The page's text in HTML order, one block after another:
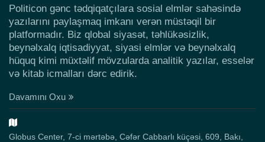
Politicon gənc tədqiqatçılara sosial elmlər sahəsində
yazılarını paylaşmaq imkanı verən müstəqil bir
platformadır. Biz qlobal siyasət, təhlükəsizlik,
beynəlxalq iqtisadiyyat, siyasi elmlər və beynəlxalq
hüquq kimi müxtəlif mövzularda analitik yazılar, esselər
və kitab icmalları dərc edirik.
Davamını Oxu
Globus Center, 7-ci mərtəbə, Cəfər Cabbarlı küçəsi, 609, Bakı,